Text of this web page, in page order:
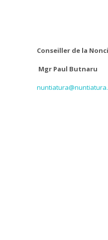
Conseiller de la
Mgr Paul Butnaru